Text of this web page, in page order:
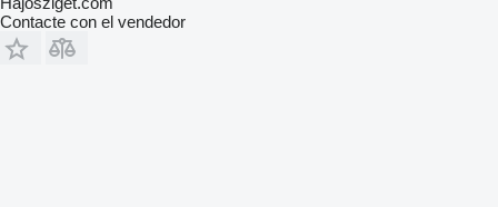
Contacte con el vendedor